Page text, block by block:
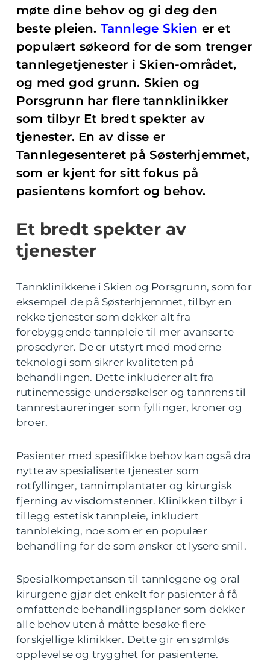
møte dine behov og gi deg den
beste pleien. Tannlege Skien er et
populært søkeord for de som trenger
tannlegetjenester i Skien-området,
og med god grunn. Skien og
Porsgrunn har flere tannklinikker
som tilbyr Et bredt spekter av
tjenester. En av disse er
Tannlegesenteret på Søsterhjemmet,
som er kjent for sitt fokus på
pasientens komfort og behov.
Et bredt spekter av
tjenester
Tannklinikkene i Skien og Porsgrunn, som for
eksempel de på Søsterhjemmet, tilbyr en
rekke tjenester som dekker alt fra
forebyggende tannpleie til mer avanserte
prosedyrer. De er utstyrt med moderne
teknologi som sikrer kvaliteten på
behandlingen. Dette inkluderer alt fra
rutinemessige undersøkelser og tannrens til
tannrestaureringer som fyllinger, kroner og
broer.
Pasienter med spesifikke behov kan også dra
nytte av spesialiserte tjenester som
rotfyllinger, tannimplantater og kirurgisk
fjerning av visdomstenner. Klinikken tilbyr i
tillegg estetisk tannpleie, inkludert
tannbleking, noe som er en populær
behandling for de som ønsker et lysere smil.
Spesialkompetansen til tannlegene og oral
kirurgene gjør det enkelt for pasienter å få
omfattende behandlingsplaner som dekker
alle behov uten å måtte besøke flere
forskjellige klinikker. Dette gir en sømløs
opplevelse og trygghet for pasientene.